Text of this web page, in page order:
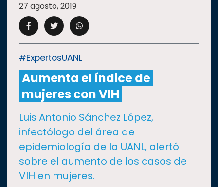
CAMPUS UANL
CULTURA
I+D+IEXPERTOS
SALUD
27 agosto, 2019
#ExpertosUANL
Aumenta el índice de
mujeres con VIH
Luis Antonio Sánchez López,
infectólogo del área de
epidemiología de la UANL, alertó
sobre el aumento de los casos de
VIH en mujeres.